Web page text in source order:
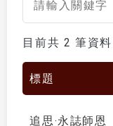
目前共 2 筆資料
標題
追思‧永誌師恩